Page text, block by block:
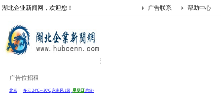
湖北企业新闻网，欢迎您！ 帮助中心
广告联系
广告位招租